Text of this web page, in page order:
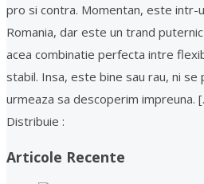
pro si contra. Momentan, este intr-
Romania, dar este un trand
acea combinatie perfecta intre
stabil. Insa, este bine sau rau, ni
urmeaza sa descoperim impreuna.
Distribuie :
Articole Recente